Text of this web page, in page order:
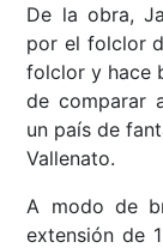
De la obra,
por el folclor
folclor y hace
de comparar
un país de
Vallenato.
A modo de
extensión de